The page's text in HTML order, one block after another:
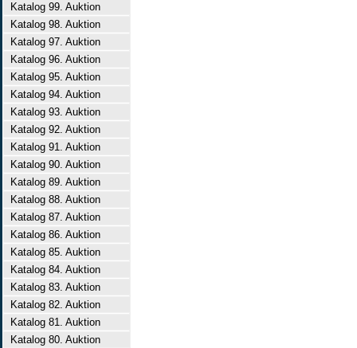
Katalog 99. Auktion
Katalog 98. Auktion
Katalog 97. Auktion
Katalog 96. Auktion
Katalog 95. Auktion
Katalog 94. Auktion
Katalog 93. Auktion
Katalog 92. Auktion
Katalog 91. Auktion
Katalog 90. Auktion
Katalog 89. Auktion
Katalog 88. Auktion
Katalog 87. Auktion
Katalog 86. Auktion
Katalog 85. Auktion
Katalog 84. Auktion
Katalog 83. Auktion
Katalog 82. Auktion
Katalog 81. Auktion
Katalog 80. Auktion